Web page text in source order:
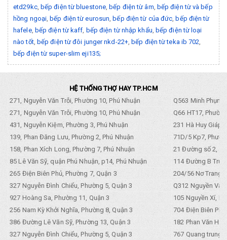
etd29kc, bếp điện từ bluestone, bếp điện từ âm, bếp điện từ và bếp
hồng ngoại, bếp điện từ eurosun, bếp điện từ của đức, bếp điện từ
hafele, bếp điện từ kaff, bếp điện từ nhập khẩu, bếp điện từ loại
nào tốt, bếp điện từ đôi junger nkd-22+, bếp điện từ teka ib 702,
bếp điện từ super-slim eji135;
HỆ THỐNG THỢ HAY TP.HCM
271, Nguyễn Văn Trỗi, Phường 10, Phú Nhuận
Q563 Minh
271, Nguyễn Văn Trỗi, Phường 10, Phú Nhuận
Q66 HT17,
431, Nguyễn Kiệm, Phường 3, Phú Nhuận
231 Hà Huy Giáp,
139, Phan Đăng Lưu, Phường 2, Phú Nhuận
71D/5 Kp7,
158, Phan Xích Long, Phường 7, Phú Nhuận
21 Đường số 2,
85 Lê Văn Sỹ, quận Phú Nhuận, p14, Phú Nhuận
114 Đường B
265 Điện Biên Phủ, Phường 7, Quận 3
204/56 Nơ Trang
327 Nguyễn Đình Chiểu, Phường 5, Quận 3
Q312 Nguyền
927 Hoàng Sa, Phường 11, Quận 3
105 Nguyền Xí,
256 Nam Kỳ Khởi Nghĩa, Phường 8, Quận 3
704 Điện Biên
386 Đường Lê Văn Sỹ, Phường 13, Quận 3
182 Phan Văn
327 Nguyễn Đình Chiểu, Phường 5, Quận 3
767 Quang trung,